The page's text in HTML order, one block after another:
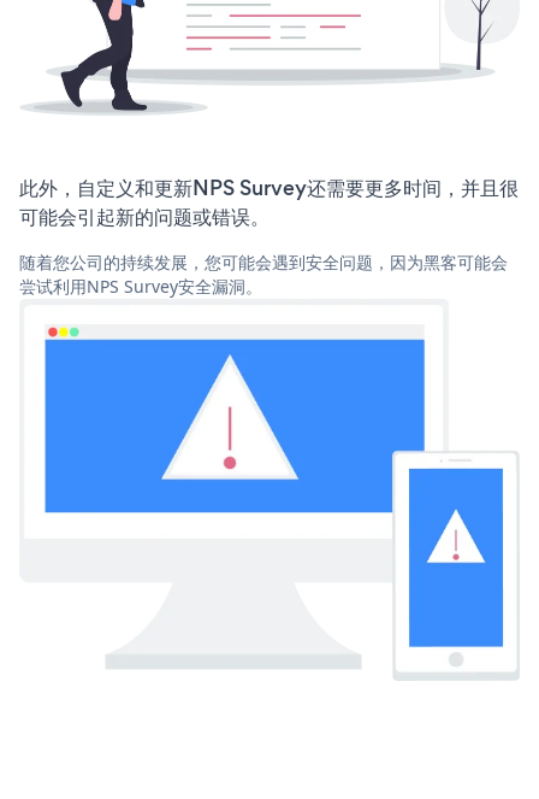
此外，自定义和更新NPS Survey还需要更多时间，并且很
可能会引起新的问题或错误。
随着您公司的持续发展，您可能会遇到安全问题，因为黑客可能会
尝试利用NPS Survey安全漏洞。